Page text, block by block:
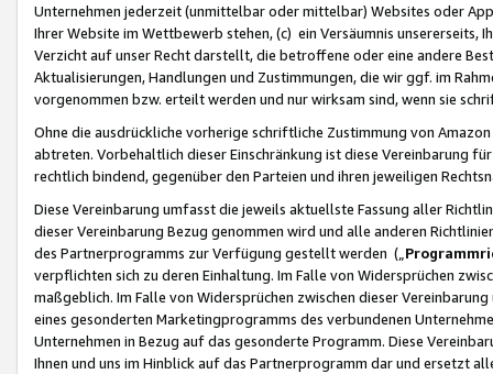
Unternehmen jederzeit (unmittelbar oder mittelbar) Websites oder
Ihrer Website im Wettbewerb stehen, (c) ein Versäumnis unsererseits,
Verzicht auf unser Recht darstellt, die betroffene oder eine andere
Aktualisierungen, Handlungen und Zustimmungen, die wir ggf. im
vorgenommen bzw. erteilt werden und nur wirksam sind, wenn sie
Ohne die ausdrückliche vorherige schriftliche Zustimmung von
abtreten. Vorbehaltlich dieser Einschränkung ist diese Vereinbarung
rechtlich bindend, gegenüber den Parteien und ihren jeweiligen
Diese Vereinbarung umfasst die jeweils aktuellste Fassung aller
dieser Vereinbarung Bezug genommen wird und alle anderen
des Partnerprogramms zur Verfügung gestellt werden („
verpflichten sich zu deren Einhaltung. Im Falle von Widersprüchen
maßgeblich. Im Falle von Widersprüchen zwischen dieser
eines gesonderten Marketingprogramms des verbundenen
Unternehmen in Bezug auf das gesonderte Programm. Diese
Ihnen und uns im Hinblick auf das Partnerprogramm dar und ersetzt